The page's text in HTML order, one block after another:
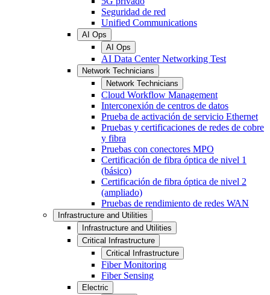
Seguridad de red
Unified Communications
AI Ops
AI Ops
AI Data Center Networking Test
Network Technicians
Network Technicians
Cloud Workflow Management
Interconexión de centros de datos
Prueba de activación de servicio Ethernet
Pruebas y certificaciones de redes de cobre
y fibra
Pruebas con conectores MPO
Certificación de fibra óptica de nivel 1
(básico)
Certificación de fibra óptica de nivel 2
(ampliado)
Pruebas de rendimiento de redes WAN
Infrastructure and Utilities
Infrastructure and Utilities
Critical Infrastructure
Critical Infrastructure
Fiber Monitoring
Fiber Sensing
Electric